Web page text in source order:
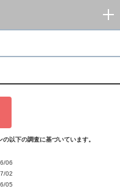
以下の調査に基づいています。
06
02
05